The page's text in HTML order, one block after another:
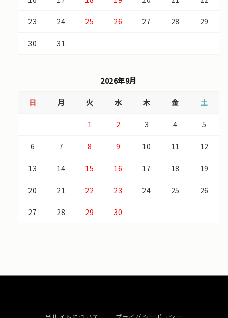
23 24 25 26 27 28 29
30 31
2026年9月
日 月 火 水 木 金 土
1 2 3 4 5
6 7 8 9 10 11 12
13 14 15 16 17 18 19
20 21 22 23 24 25 26
27 28 29 30